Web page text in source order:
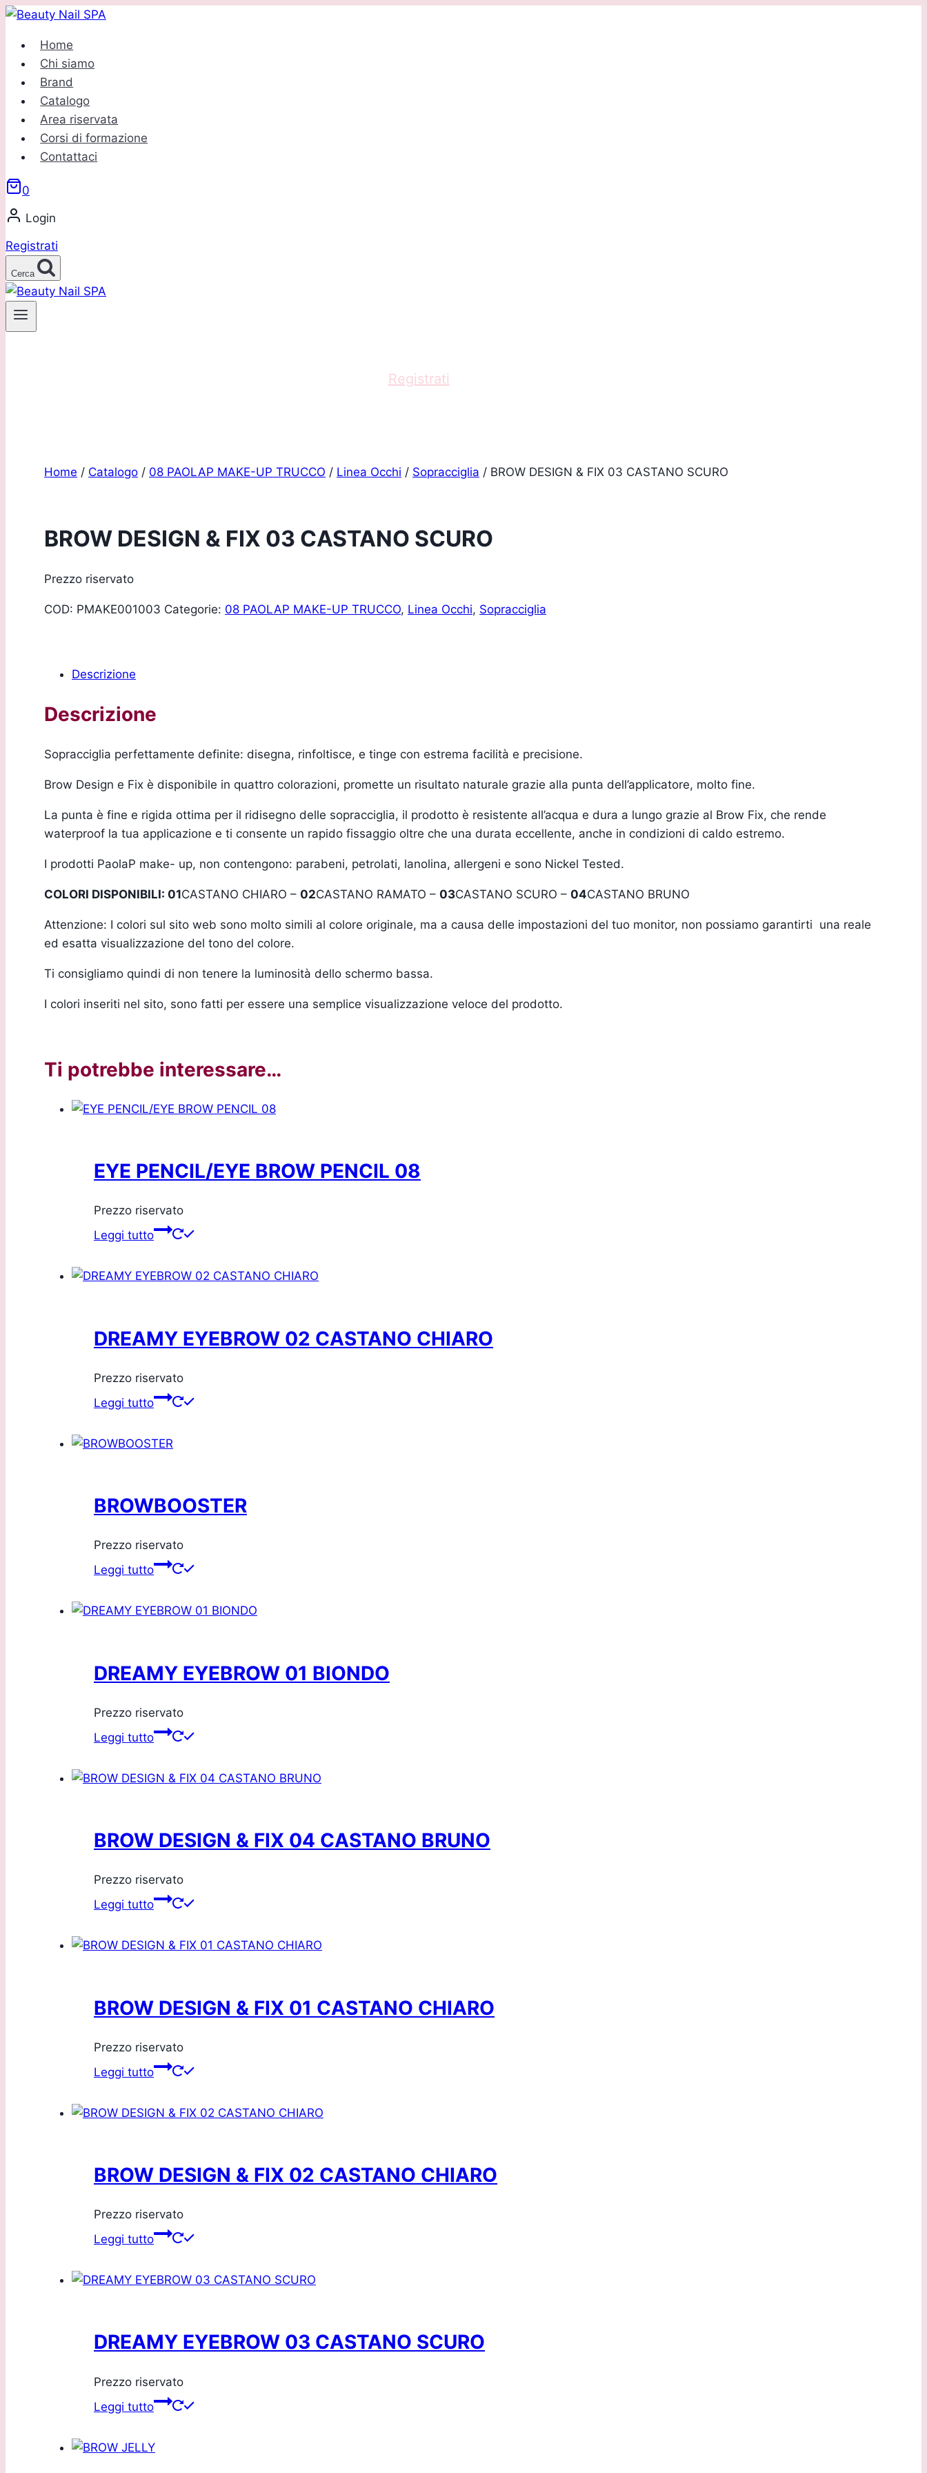
Salta
contenuto
Home
Chi siamo
Brand
Catalogo
Area riservata
Corsi di formazione
Contattaci
0
Login
Registrati
Cerca
Registrati
Home / Catalogo / 08 PAOLAP MAKE-UP TRUCCO / Linea Occhi / Sopracciglia / BROW DESIGN & FIX 03 CASTANO SCURO
BROW DESIGN & FIX 03 CASTANO SCURO
Prezzo riservato
COD: PMAKE001003 Categorie: 08 PAOLAP MAKE-UP TRUCCO, Linea Occhi, Sopracciglia
Descrizione
Descrizione
Sopracciglia perfettamente definite: disegna, rinfoltisce, e tinge con estrema facilità e precisione.
Brow Design e Fix è disponibile in quattro colorazioni, promette un risultato naturale grazie alla punta dell’applicatore, molto fine.
La punta è fine e rigida ottima per il ridisegno delle sopracciglia, il prodotto è resistente all’acqua e dura a lungo grazie al Brow Fix, che rende
waterproof la tua applicazione e ti consente un rapido fissaggio oltre che una durata eccellente, anche in condizioni di caldo estremo.
I prodotti PaolaP make- up, non contengono: parabeni, petrolati, lanolina, allergeni e sono Nickel Tested.
COLORI DISPONIBILI: 01CASTANO CHIARO – 02CASTANO RAMATO – 03CASTANO SCURO – 04CASTANO BRUNO
Attenzione: I colori sul sito web sono molto simili al colore originale, ma a causa delle impostazioni del tuo monitor, non possiamo garantirti una reale
ed esatta visualizzazione del tono del colore.
Ti consigliamo quindi di non tenere la luminosità dello schermo bassa.
I colori inseriti nel sito, sono fatti per essere una semplice visualizzazione veloce del prodotto.
Ti potrebbe interessare…
EYE PENCIL/EYE BROW PENCIL 08
Prezzo riservato
Leggi tutto
DREAMY EYEBROW 02 CASTANO CHIARO
Prezzo riservato
Leggi tutto
BROWBOOSTER
Prezzo riservato
Leggi tutto
DREAMY EYEBROW 01 BIONDO
Prezzo riservato
Leggi tutto
BROW DESIGN & FIX 04 CASTANO BRUNO
Prezzo riservato
Leggi tutto
BROW DESIGN & FIX 01 CASTANO CHIARO
Prezzo riservato
Leggi tutto
BROW DESIGN & FIX 02 CASTANO CHIARO
Prezzo riservato
Leggi tutto
DREAMY EYEBROW 03 CASTANO SCURO
Prezzo riservato
Leggi tutto